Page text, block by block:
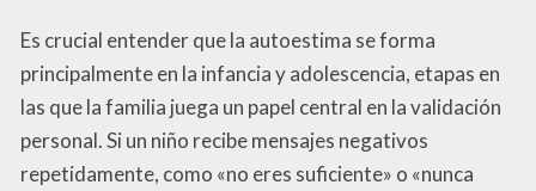
Es crucial entender que la autoestima se forma
principalmente en la infancia y adolescencia, etapas en
las que la familia juega un papel central en la validación
personal. Si un niño recibe mensajes negativos
repetidamente, como «no eres suficiente» o «nunca